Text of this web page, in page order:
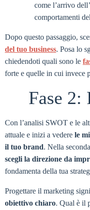
come l’arrivo dell’
comportamenti
Dopo questo passaggio,
del tuo business. Posa lo
chiedendoti quali sono le
forte e quelle in cui invece
Fase 2:
Con l’analisi SWOT e le
attuale e inizi a vedere le
il tuo brand. Nella
scegli la direzione da
fondamenta della tua
Progettare il marketing
obiettivo chiaro. Qual è il